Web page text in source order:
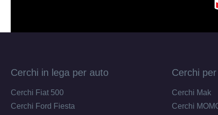
Cerchi in lega per auto
Cerchi Fiat 500
Cerchi Ford Fiesta
Cerchi
Cerchi Mak
Cerchi